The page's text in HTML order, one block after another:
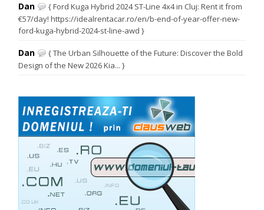
Dan
{ Ford Kuga Hybrid 2024 ST-Line 4x4 in Cluj: Rent it from
€57/day! https://idealrentacar.ro/en/b-end-of-year-offer-new-
ford-kuga-hybrid-2024-st-line-awd }
Dan
{ The Urban Silhouette of the Future: Discover the Bold
Design of the New 2026 Kia... }